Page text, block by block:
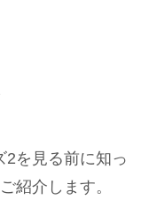
2を見る前に知っ
紹介します。